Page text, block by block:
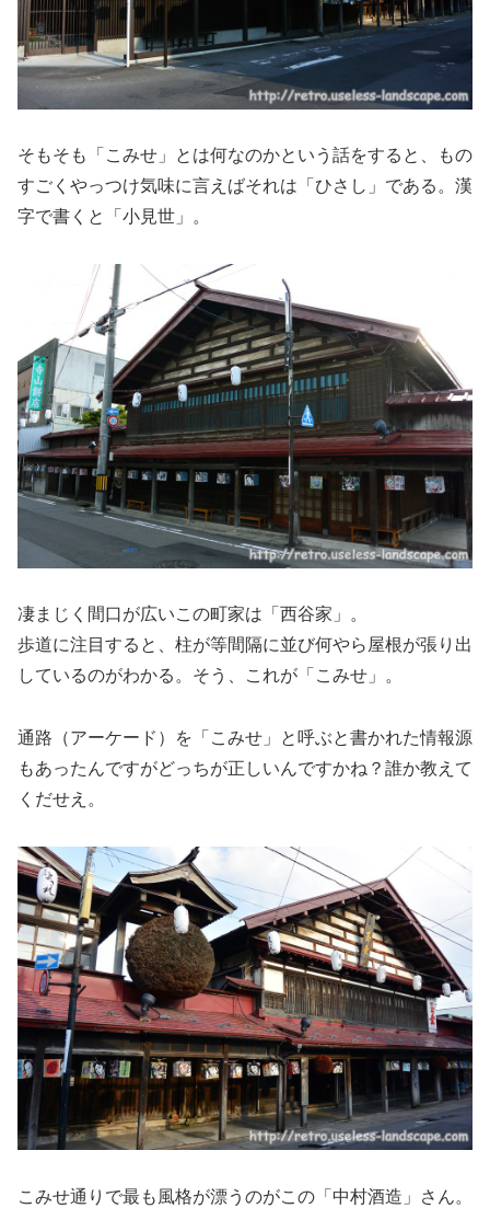
そもそも「こみせ」とは何なのかという話をすると、もの
すごくやっつけ気味に言えばそれは「ひさし」である。漢
字で書くと「小見世」。
凄まじく間口が広いこの町家は「西谷家」。
歩道に注目すると、柱が等間隔に並び何やら屋根が張り出
しているのがわかる。そう、これが「こみせ」。
通路（アーケード）を「こみせ」と呼ぶと書かれた情報源
もあったんですがどっちが正しいんですかね？誰か教えて
くだせえ。
こみせ通りで最も風格が漂うのがこの「中村酒造」さん。